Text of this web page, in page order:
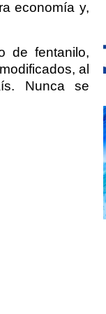
economía y,
de fentanilo,
al
Nunca se